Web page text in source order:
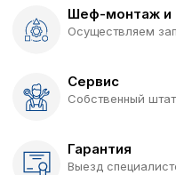
Шеф-монтаж и
Осуществляем
Сервис
Собственный
Гарантия
Выезд